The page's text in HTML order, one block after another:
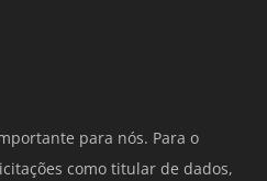
para nós. Para o
como titular de dados,